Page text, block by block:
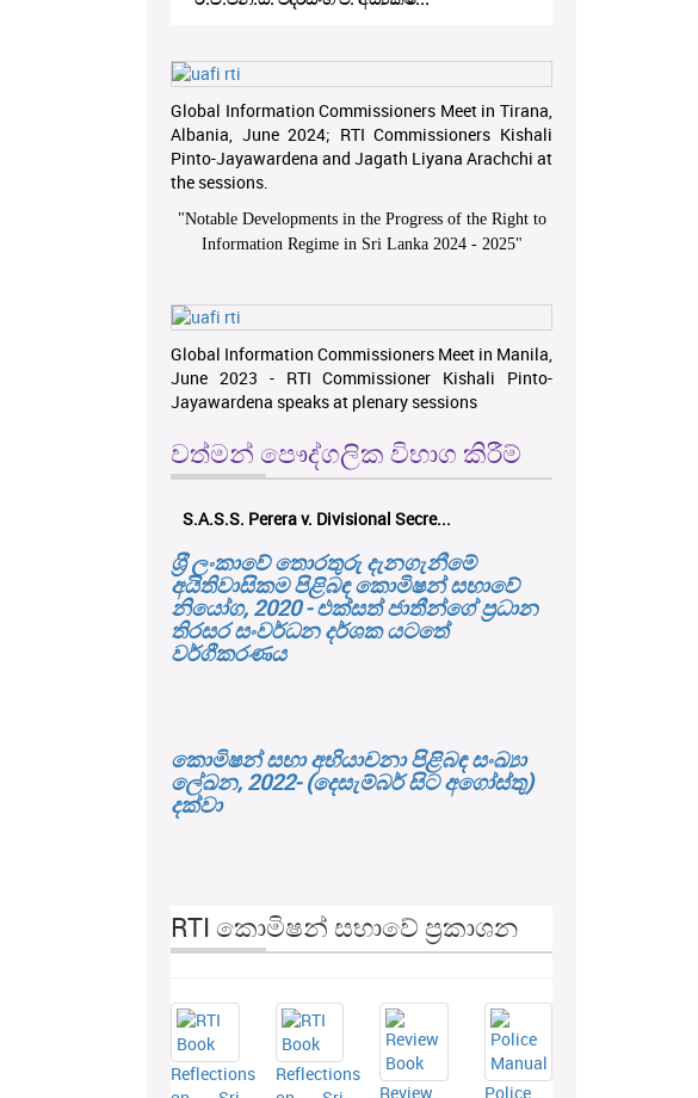
Global Information Commissioners Meet in Tirana,
Albania, June 2024; RTI Commissioners Kishali
Pinto-Jayawardena and Jagath Liyana Arachchi at
the sessions.
"Notable Developments in the Progress of the Right to
Information Regime in Sri Lanka 2024 - 2025"
Global Information Commissioners Meet in Manila,
June 2023 - RTI Commissioner Kishali Pinto-
Jayawardena speaks at plenary sessions
වත්මන් පෞද්ගලික විභාග කිරීම්
S.A.S.S. Perera v. Divisional Secre...
ශ‍්‍රී ලංකාවේ තොරතුරු දැනගැනීමේ
අයිතිවාසිකම පිළිබඳ කොමිෂන් සභාවේ
නියෝග, 2020 - එක්සත් ජාතීන්ගේ ප්‍රධාන
තිරසර සංවර්ධන දර්ශක යටතේ
වර්ගීකරණය
කොමිෂන් සභා අභියාචනා පිළිබඳ සංඛ්‍යා
ලේඛන, 2022- (දෙසැම්බර් සිට අගෝස්තු)
දක්වා
RTI කොමිෂන් සභාවේ ප්‍රකාශන
Reflections
Reflections
Review
Police